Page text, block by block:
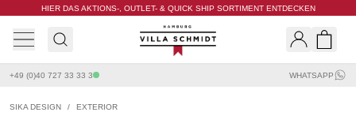
HIER DAS AKTIONS-, OUTLET- & QUICK SHIP SORTIMENT ENTDECKEN
Villa Schmidt
+49 (0)40 727 33 33 3 WHATSAPP
SIKA DESIGN / EXTERIOR